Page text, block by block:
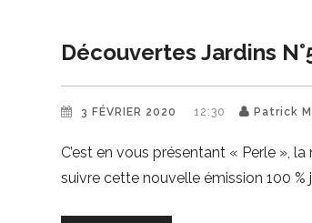
Découvertes Jardins
3 FÉVRIER 2020 12:30 Patrick
C’est en vous présentant « Perle »,
suivre cette nouvelle émission 100